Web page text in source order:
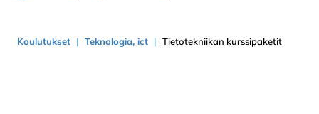
Koulutukset Teknologia, ict Tietotekniikan kurssipaketit